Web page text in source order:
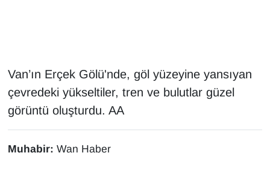
Van’ın Erçek Gölü'nde, göl yüzeyine yansıyan
çevredeki yükseltiler, tren ve bulutlar güzel
görüntü oluşturdu. AA
Muhabir: Wan Haber
HABERDE İNSAN
İngilizce
Kadın